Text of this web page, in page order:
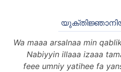
Wa maaa arsalnaa min
Nabiyyin illaaa izaaa
feee umniy yatihee fa